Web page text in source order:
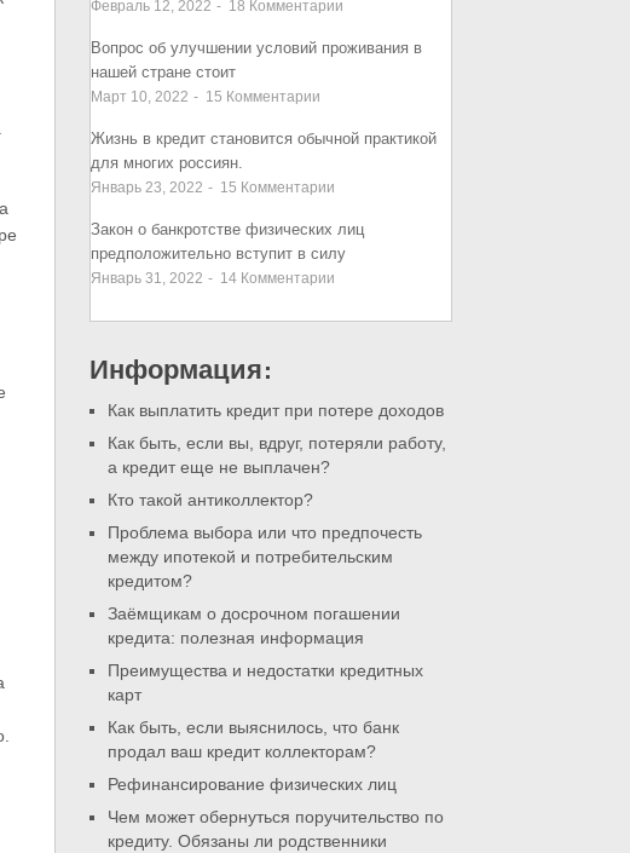
Февраль 12, 2022 - 18 Комментарии
Вопрос об улучшении условий проживания в
нашей стране стоит
Март 10, 2022 - 15 Комментарии
Жизнь в кредит становится обычной практикой
для многих россиян.
Январь 23, 2022 - 15 Комментарии
Закон о банкротстве физических лиц
предположительно вступит в силу
Январь 31, 2022 - 14 Комментарии
Информация:
Как выплатить кредит при потере доходов
Как быть, если вы, вдруг, потеряли работу,
а кредит еще не выплачен?
Кто такой антиколлектор?
Проблема выбора или что предпочесть
между ипотекой и потребительским
кредитом?
Заёмщикам о досрочном погашении
кредита: полезная информация
Преимущества и недостатки кредитных
карт
Как быть, если выяснилось, что банк
продал ваш кредит коллекторам?
Рефинансирование физических лиц
Чем может обернуться поручительство по
кредиту. Обязаны ли родственники